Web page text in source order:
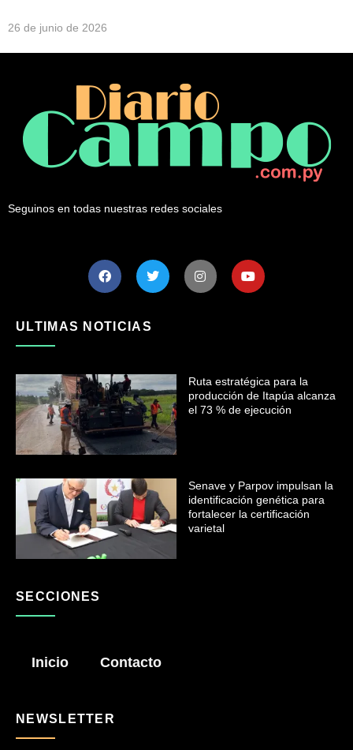
26 de junio de 2026
Seguinos en todas nuestras redes sociales
ULTIMAS NOTICIAS
Ruta estratégica para la
producción de Itapúa alcanza
el 73 % de ejecución
Senave y Parpov impulsan la
identificación genética para
fortalecer la certificación
varietal
SECCIONES
Inicio Contacto
NEWSLETTER